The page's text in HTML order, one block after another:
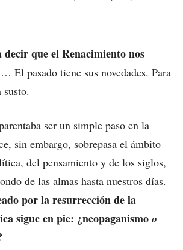
decir que el Renacimiento nos
… El pasado tiene sus novedades. Para
susto.
ser un simple paso en la
sin embargo, sobrepasa el ámbito
del pensamiento y de los siglos,
de las almas hasta nuestros días.
por la resurrección de la
sigue en pie: ¿neopaganismo o